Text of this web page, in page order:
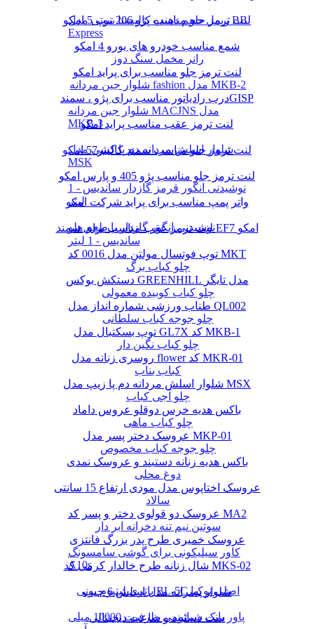
ریمل حجم دهنده کالیستا بیوتی مدل BB
Express
رانر مخمل سنگ دوز
شلوار جین مردانه fashion مدل MKB-2
شلوار جین مردانه MACJNS مدل
MKB-3
شلوار اسلش مردانه دم پا کشی مدل
MSK
نوشیدنی انگور قرمز گازدار ساندیس - 1
لیتر
نوشیدنی انگور گازدار با طعم هلو
ساندیس - 1 لیتر
چلو کباب برگ
چلو کباب کوبیده معمولی
چلو جوجه کباب سلطانی
چلو کباب نگین دار
کباب بناب
چلو آجی کباب
چلو کباب ماهی
چلو جوجه کباب مخصوص
دوغ محلی
سالاد
سوتین نیم تنه دخرانه ابر دار
کاور سیلیکونی برای گوشی سامسونگ
A10s
باتری لیتیوم یونی BL-5C اصلی نوکیا
پاور بانک شیائومی ظرفیت 10000 میلی
لنت ترمز جلو مناسب پژو 206 تیپ 5 امکو
شمع مناسب خودرو های یورو 4 امکو
لنت ترمز جلو مناسب برای پراید امکو
درب رادیاتور مناسب برای پژو ، سمندGISP
لنت ترمز عقب مناسب پراید امکو
لنت ترمز جلو مناسب سمند کالیبر57 امکو
لنت ترمز جلو مناسب پژو 405 و پارس امکو
واتر پمپ مناسب برای پراید شرکت امکو
لنت ترمز عقب مناسب برای سمند EF7 امکو
توپ فوتسال مولتن مدل 0016 کد MKT
دستکش بوکس GREENHILL مدل تایگر
طناب ورزشی شماره انداز مدل QL002
توپ بسکتبال مدل GL7X کد MKB-1
روسری زنانه مدل flower کد MKR-01
شلوار اسلش مردانه دم پا زیپ مدل MSX
باکس هدیه خرس دوقلو عروس داماد
عروسک دختر پسر مدل MKP-01
باکس هدیه زنانه دستبند و عروسک نمدی
عروسک اختاپوس مدل مودی ارتفاع 15 سانتی
عروسک دو قولوی دختر و پسر کد MA2
عروسک خمیری طرح پدر بزرگ فانتزی
شال زنانه طرح خالدار کرمی کد MKS-02
شلوار پسرانه مدل اسلش 6 جیب
ست دستبند و ساعت دیجیتالی